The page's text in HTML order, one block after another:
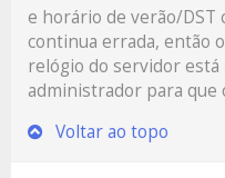
e horário de verão/
continua errada, então
relógio do servidor
administrador para que
Voltar ao topo